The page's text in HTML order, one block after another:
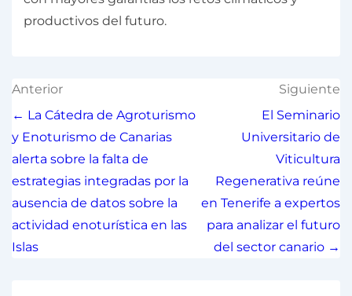
productivos del futuro.
Anterior
← La Cátedra de Agroturismo
y Enoturismo de Canarias
alerta sobre la falta de
estrategias integradas por la
ausencia de datos sobre la
actividad enoturística en las
Islas
Siguiente
El Seminario
Universitario de
Viticultura
Regenerativa reúne
en Tenerife a expertos
para analizar el futuro
del sector canario →